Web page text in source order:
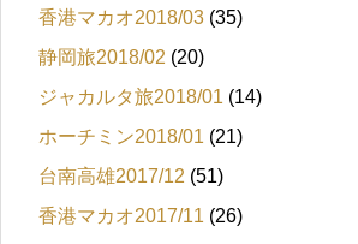
香港マカオ2018/03 (35)
静岡旅2018/02 (20)
ジャカルタ旅2018/01 (14)
ホーチミン2018/01 (21)
台南高雄2017/12 (51)
香港マカオ2017/11 (26)